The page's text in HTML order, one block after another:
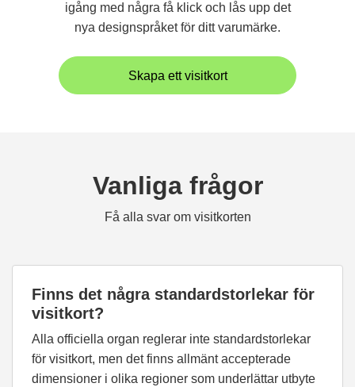
igång med några få klick och lås upp det
nya designspråket för ditt varumärke.
Skapa ett visitkort
Vanliga frågor
Få alla svar om visitkorten
Finns det några standardstorlekar för
visitkort?
Alla officiella organ reglerar inte standardstorlekar
för visitkort, men det finns allmänt accepterade
dimensioner i olika regioner som underlättar utbyte